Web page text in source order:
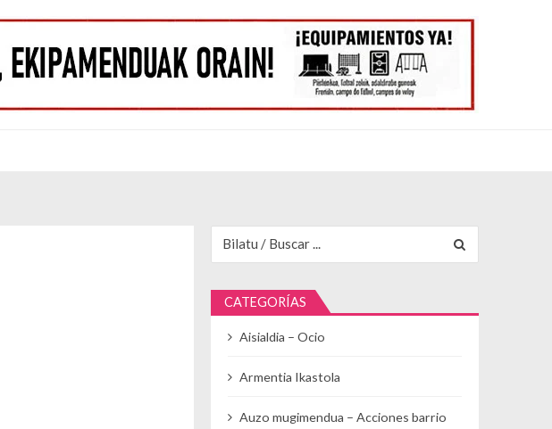
CATEGORÍAS
Aisialdia – Ocio
Armentia Ikastola
Auzo mugimendua – Acciones barrio